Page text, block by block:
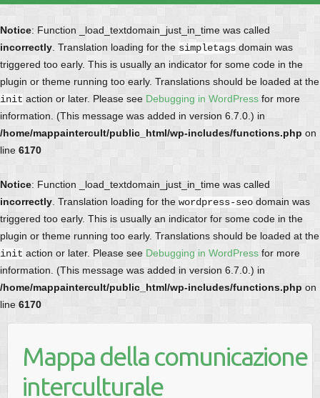
Notice: Function _load_textdomain_just_in_time was called
incorrectly . Translation loading for the simpletags domain was
triggered too early. This is usually an indicator for some code in the
plugin or theme running too early. Translations should be loaded at the
init action or later. Please see Debugging in WordPress for more
information. (This message was added in version 6.7.0.) in
/home/mappaintercult/public_html/wp-includes/functions.php on
line 6170
Notice: Function _load_textdomain_just_in_time was called
incorrectly . Translation loading for the wordpress-seo domain was
triggered too early. This is usually an indicator for some code in the
plugin or theme running too early. Translations should be loaded at the
init action or later. Please see Debugging in WordPress for more
information. (This message was added in version 6.7.0.) in
/home/mappaintercult/public_html/wp-includes/functions.php on
line 6170
Mappa della comunicazione
interculturale